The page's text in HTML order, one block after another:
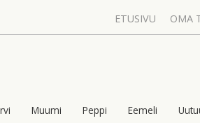
ETUSIVU OMA
Muumi Peppi Eemeli